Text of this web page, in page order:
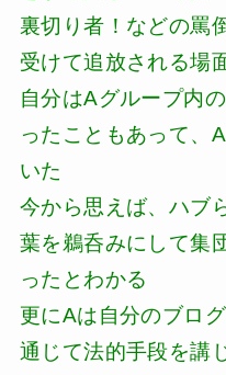
裏切り者！などの罵
受けて追放される場
自分はAグループ内
ったこともあって、
いた
今から思えば、ハブ
葉を鵜呑みにして集
ったとわかる
更にAは自分のブロ
通じて法的手段を講